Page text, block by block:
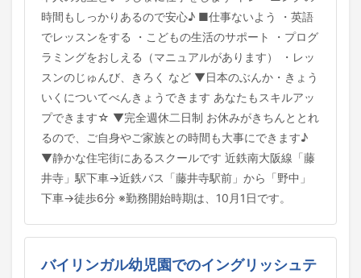
時間もしっかりあるので安心♪ ■仕事ないよう ・英語
でレッスンをする ・こどもの生活のサポート ・プログ
ラミングをおしえる（マニュアルがあります） ・レッ
スンのじゅんび、きろく など ▼日本のぶんか・きょう
いくについてべんきょうできます あなたもスキルアッ
プできます☆ ▼完全週休二日制 お休みがきちんととれ
るので、ご自身やご家族との時間も大事にできます♪
▼静かな住宅街にあるスクールです 近鉄南大阪線「藤
井寺」駅下車→近鉄バス「藤井寺駅前」から「野中」
下車→徒歩6分 ※勤務開始時期は、10月1日です。
バイリンガル幼児園でのイングリッシュテ